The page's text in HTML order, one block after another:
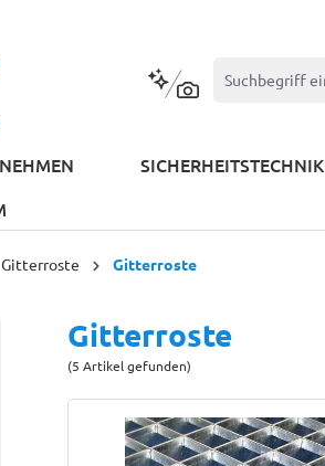
Kontextbasierte Suche
SICHERHEITSTECHNIK
Gitterroste Gitterroste
Gitterroste
(5 Artikel gefunden)